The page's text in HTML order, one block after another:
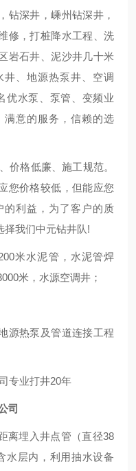
钻深井，嵊州钻深井，
修，打桩降水工程、洗
岩石井、泥沙井几十米
、地源热泵井、空调
优水泵、泵管、变频业
意的服务，信赖的选
格低廉、施工规范。
您价格较低，但能应您
的利益，为了客户的质
择我们中元钻井队!
米水泥管，水泥管焊
米，水源空调井；
热泵及管道连接工程
司
离埋入井点管（直径38
层内，利用抽水设备